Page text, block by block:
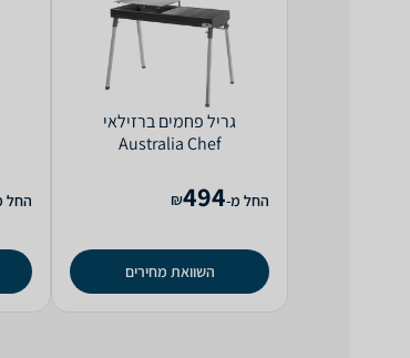
‏גריל ‏פחמים ברזילאי
Australia Chef
החל מ-494
₪
השוואת מחירים
החל